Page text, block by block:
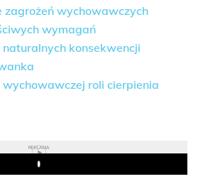
zagrożeń wychowawczych
wymagań
konsekwencji
roli cierpienia
REKLAMA
Play